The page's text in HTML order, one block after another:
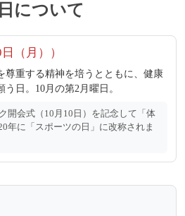
について
（月））
尊重する精神を培うとともに、健康
日。10月の第2月曜日。
開会式（10月10日）を記念して「体
年に「スポーツの日」に改称されま